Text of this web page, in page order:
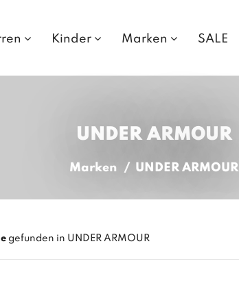
Kinder Marken SALE
UNDER ARMOUR
Marken UNDER ARMOUR
gefunden in UNDER ARMOUR